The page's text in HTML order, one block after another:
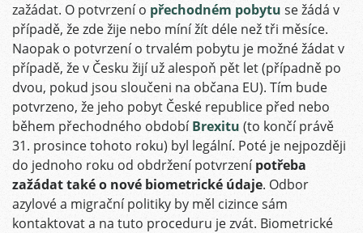
zažádat. O potvrzení o přechodném pobytu se žádá v
případě, že zde žije nebo míní žít déle než tři měsíce.
Naopak o potvrzení o trvalém pobytu je možné žádat v
případě, že v Česku žijí už alespoň pět let (případně po
dvou, pokud jsou sloučeni na občana EU). Tím bude
potvrzeno, že jeho pobyt České republice před nebo
během přechodného obdobíBrexitu (to končí právě
31. prosince tohoto roku) byl legální. Poté je nejpozději
do jednoho roku od obdržení potvrzenípotřeba
zažádat také o nové biometrické údaje. Odbor
azylové a migrační politiky by měl cizince sám
kontaktovat a na tuto proceduru je zvát. Biometrické